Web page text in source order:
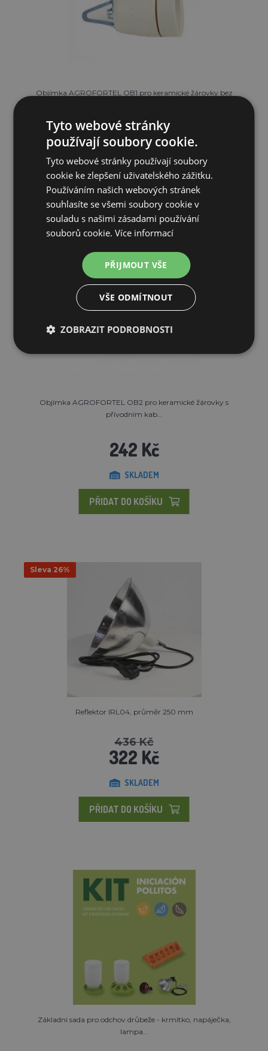
Objímka AGROFORTEL OB1 pro keramické žárovky bez
109 Kč
SKLADEM
PŘIDAT DO KOŠÍKU
Objímka AGROFORTEL OB2 pro keramické žárovky s
přívodním kab...
242 Kč
SKLADEM
PŘIDAT DO KOŠÍKU
Sleva 26%
Reflektor IRL04, průměr 250 mm
436 Kč
322 Kč
SKLADEM
PŘIDAT DO KOŠÍKU
Základní sada pro odchov drůbeže - krmítko, napáječka,
lampa...
Tyto webové stránky
používají soubory cookie.
Tyto webové stránky používají soubory
cookie ke zlepšení uživatelského zážitku.
Používáním našich webových stránek
souhlasíte se všemi soubory cookie v
souladu s našimi zásadami používání
souborů cookie.Více informací
PŘIJMOUT VŠE
VŠE ODMÍTNOUT
ZOBRAZIT PODROBNOSTI